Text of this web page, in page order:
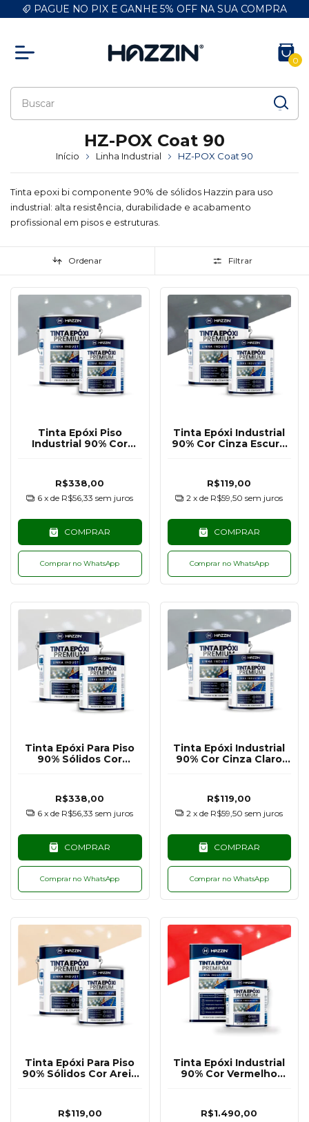
PAGUE NO PIX E GANHE 5% OFF NA SUA COMPRA
0
HZ-POX Coat 90
Início Linha Industrial HZ-POX Coat 90
Tinta epoxi bi componente 90% de sólidos Hazzin para uso
industrial: alta resistência, durabilidade e acabamento
profissional em pisos e estruturas.
Ordenar Filtrar
Tinta Epóxi Piso
Industrial 90% Cor
R$338,00
6 x de R$56,33 sem juros
COMPRAR
Comprar no WhatsApp
Tinta Epóxi Industrial
90% Cor Cinza Escuro
R$119,00
2 x de R$59,50 sem juros
COMPRAR
Comprar no WhatsApp
Tinta Epóxi Para Piso
90% Sólidos Cor
R$338,00
6 x de R$56,33 sem juros
COMPRAR
Comprar no WhatsApp
Tinta Epóxi Industrial
90% Cor Cinza Claro
R$119,00
2 x de R$59,50 sem juros
COMPRAR
Comprar no WhatsApp
Tinta Epóxi Para Piso
90% Sólidos Cor Areia
R$119,00
Tinta Epóxi Industrial
90% Cor Vermelho
R$1.490,00